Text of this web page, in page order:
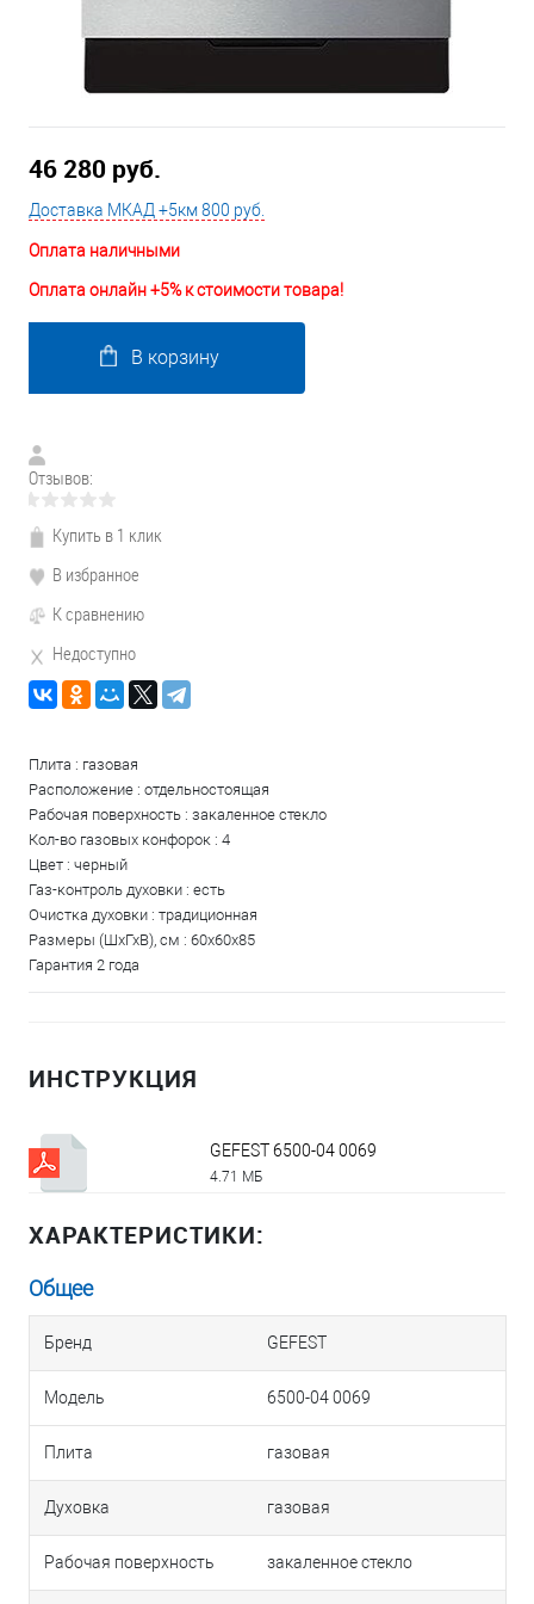
46 280 руб.
Доставка МКАД +5км 800 руб.
Оплата наличными
Оплата онлайн +5% к стоимости товара!
В корзину
Отзывов:
Купить в 1 клик
В избранное
К сравнению
Недоступно
Плита : газовая
Расположение : отдельностоящая
Рабочая поверхность : закаленное стекло
Кол-во газовых конфорок : 4
Цвет : черный
Газ-контроль духовки : есть
Очистка духовки : традиционная
Размеры (ШхГхВ), см : 60x60x85
Гарантия 2 года
ИНСТРУКЦИЯ
GEFEST 6500-04 0069
4.71 МБ
ХАРАКТЕРИСТИКИ:
Общее
Бренд GEFEST
Модель 6500-04 0069
Плита газовая
Духовка газовая
Рабочая поверхность закаленное стекло